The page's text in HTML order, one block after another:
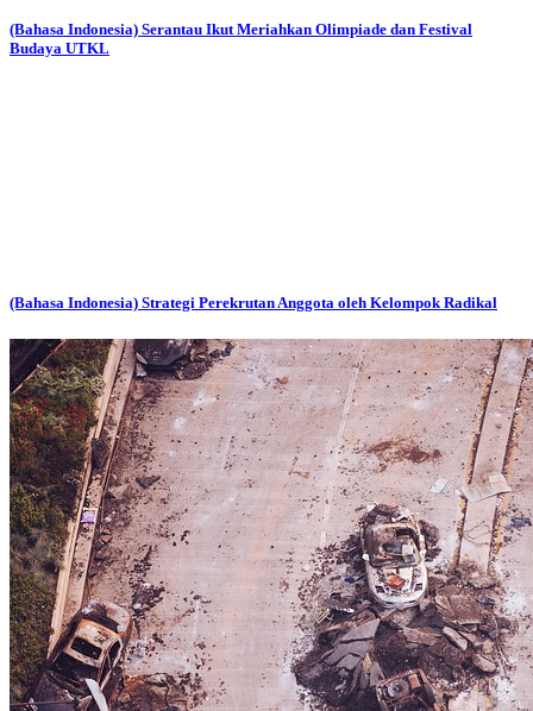
(Bahasa Indonesia) Serantau Ikut Meriahkan Olimpiade dan Festival
Budaya UTKL
(Bahasa Indonesia) Strategi Perekrutan Anggota oleh Kelompok Radikal